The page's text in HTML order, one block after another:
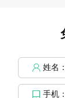
姓名：
手机：